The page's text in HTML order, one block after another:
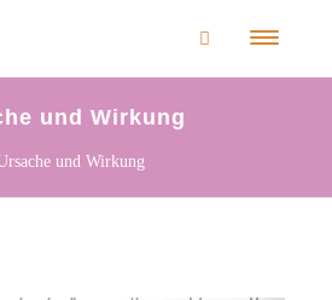
und Wirkung
und Wirkung